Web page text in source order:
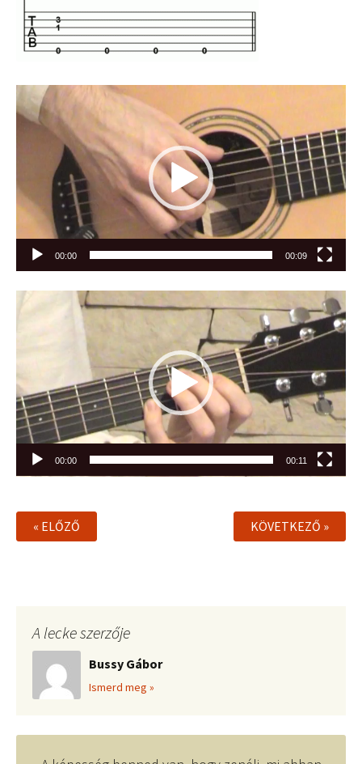
Videólejátszó
00:00 00:09
Videólejátszó
00:00 00:11
« ELŐZŐ KÖVETKEZŐ »
A lecke szerzője
Bussy Gábor
Ismerd meg »